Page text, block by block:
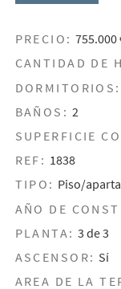
PRECIO: 755.000
CANTIDAD DE
DORMITORIOS:
BAÑOS: 2
SUPERFICIE
REF: 1838
TIPO: Piso/
AÑO DE
PLANTA: 3 de 3
ASCENSOR: Sí
AREA DE LA